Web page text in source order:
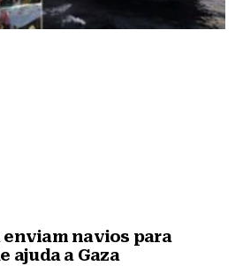
enviam navios para
ajuda a Gaza